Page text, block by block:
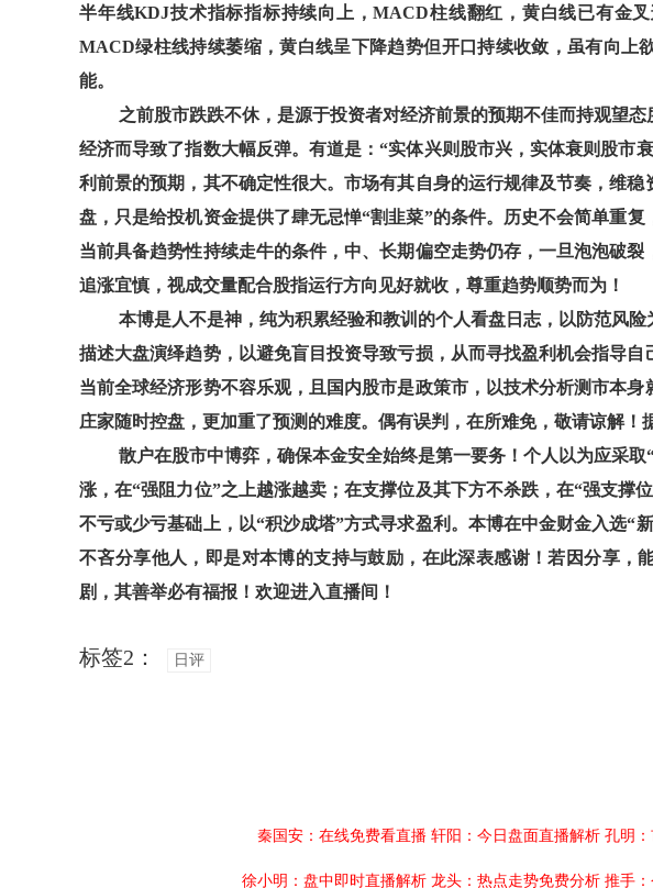
半年线KDJ技术指标指标持续向上，MACD柱线翻红，黄白线已有金
MACD绿柱线持续萎缩，黄白线呈下降趋势但开口持续收敛，虽有向上
能。
之前股市跌跌不休，是源于投资者对经济前景的预期不佳而持观望
经济而导致了指数大幅反弹。有道是：“实体兴则股市兴，实体衰则股市
利前景的预期，其不确定性很大。市场有其自身的运行规律及节奏，维
盘，只是给投机资金提供了肆无忌惮“割韭菜”的条件。历史不会简单重
当前具备趋势性持续走牛的条件，中、长期偏空走势仍存，一旦泡泡破
追涨宜慎，视成交量配合股指运行方向见好就收，尊重趋势顺势而为！
本博是人不是神，纯为积累经验和教训的个人看盘日志，以防范风
描述大盘演绎趋势，以避免盲目投资导致亏损，从而寻找盈利机会指导自
当前全球经济形势不容乐观，且国内股市是政策市，以技术分析测市本
庄家随时控盘，更加重了预测的难度。偶有误判，在所难免，敬请谅解！
散户在股市中博弈，确保本金安全始终是第一要务！个人以为应采
涨，在“强阻力位”之上越涨越卖；在支撑位及其下方不杀跌，在“强支撑
不亏或少亏基础上，以“积沙成塔”方式寻求盈利。本博在中金财金入选“
不吝分享他人，即是对本博的支持与鼓励，在此深表感谢！若因分享，
剧，其善举必有福报！欢迎进入直播间！
标签2： 日评
秦国安：在线免费看直播 轩阳：今日盘面直播解析 孔明
徐小明：盘中即时直播解析 龙头：热点走势免费分析 推手